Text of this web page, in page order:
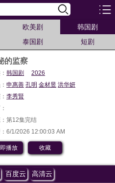
欧美剧
韩国剧
泰国剧 短剧
的监察
韩国剧
2026
申惠善 孔明 金材昱 洪华妍
李秀賢
第12集完结
6/1/2026 12:00:03 AM
播放 收藏
百度云 高清云